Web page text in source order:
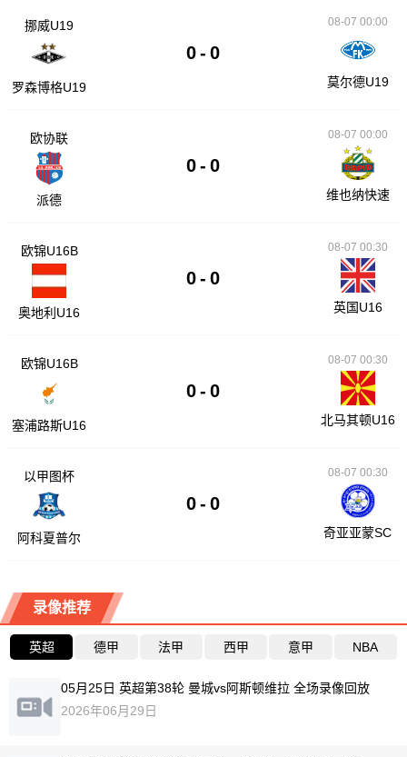
挪威U19
罗森博格U19
0 - 0
08-07 00:00
莫尔德U19
欧协联
派德
0 - 0
08-07 00:00
维也纳快速
欧锦U16B
奥地利U16
0 - 0
08-07 00:30
英国U16
欧锦U16B
塞浦路斯U16
0 - 0
08-07 00:30
北马其顿U16
以甲图杯
阿科夏普尔
0 - 0
08-07 00:30
奇亚亚蒙SC
录像推荐
英超 德甲 法甲 西甲 意甲 NBA
05月25日 英超第38轮 曼城vs阿斯顿维拉 全场录像回放
2026年06月29日